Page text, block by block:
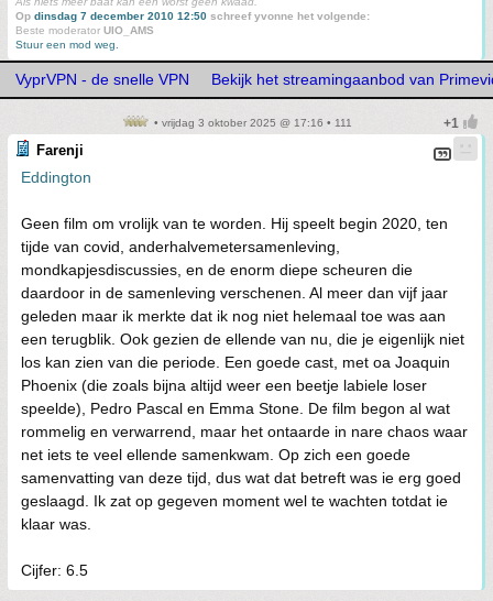
Op dinsdag 7 december 2010 12:50 schreef yvonne het volgende:
Beste moderator UIO_AMS
Stuur een mod weg.
VyprVPN - de snelle VPN Bekijk het streamingaanbod van
• vrijdag 3 oktober 2025 @ 17:16 • 111
Farenji
Eddington
Geen film om vrolijk van te worden. Hij speelt begin 2020, ten
tijde van covid, anderhalvemetersamenleving,
mondkapjesdiscussies, en de enorm diepe scheuren die
daardoor in de samenleving verschenen. Al meer dan vijf jaar
geleden maar ik merkte dat ik nog niet helemaal toe was aan
een terugblik. Ook gezien de ellende van nu, die je eigenlijk niet
los kan zien van die periode. Een goede cast, met oa Joaquin
Phoenix (die zoals bijna altijd weer een beetje labiele loser
speelde), Pedro Pascal en Emma Stone. De film begon al wat
rommelig en verwarrend, maar het ontaarde in nare chaos waar
net iets te veel ellende samenkwam. Op zich een goede
samenvatting van deze tijd, dus wat dat betreft was ie erg goed
geslaagd. Ik zat op gegeven moment wel te wachten totdat ie
klaar was.
Cijfer: 6.5